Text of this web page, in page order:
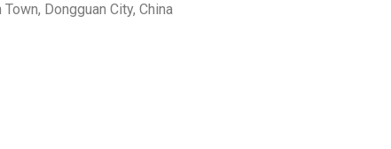
Dongguan City, China